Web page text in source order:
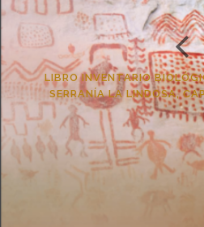
LIBRO INVENTARIO
SERRANÍA LA LINDOSA,